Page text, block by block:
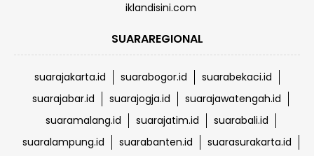
iklandisini.com
SUARAREGIONAL
suarajakarta.id suarabogor.id
suarabekaci.id
suarajabar.id
suarajogja.id
suarajawatengah.id
suaramalang.id
suarajatim.id
suarabali.id
suaralampung.id
suarabanten.id
suarasurakarta.id